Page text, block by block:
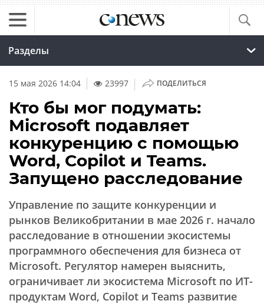
Разделы
15 мая 2026 14:04 23997 | ПОДЕЛИТЬСЯ
Кто бы мог подумать:
Microsoft подавляет
конкуренцию с помощью
Word, Copilot и Teams.
Запущено расследование
Управление по защите конкуренции и
рынков Великобритании в мае 2026 г. начало
расследование в отношении экосистемы
программного обеспечения для бизнеса от
Microsoft. Регулятор намерен выяснить,
ограничивает ли экосистема Microsoft по ИТ-
продуктам Word, Copilot и Teams развитие